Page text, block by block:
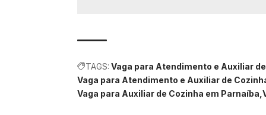
TAGS: Vaga para Atendimento e Auxiliar
Vaga para Atendimento e Auxiliar de
Vaga para Auxiliar de Cozinha em Parnaíba